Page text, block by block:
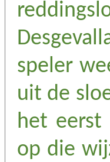
speler
uit de
het eerst
op die